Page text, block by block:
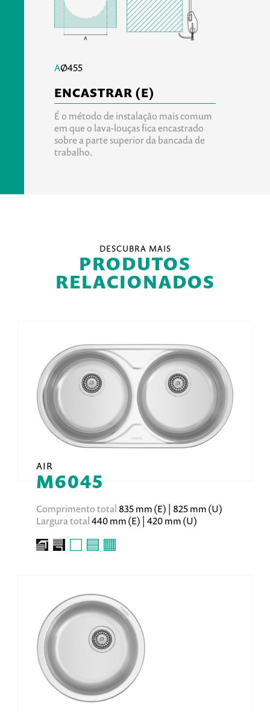
AØ455
ENCASTRAR (E)
É o método de instalação mais comum
em que o lava-louças fica encastrado
sobre a parte superior da bancada de
trabalho.
DESCUBRA MAIS
PRODUTOS
RELACIONADOS
AIR
M6045
Comprimento total 835 mm (E) | 825 mm (U)
Largura total440 mm (E) | 420 mm (U)